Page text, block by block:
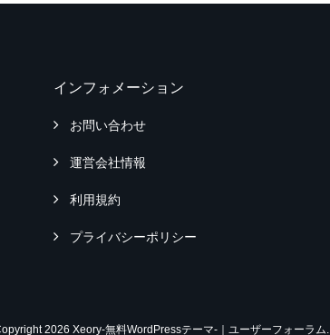
インフォメーション
お問い合わせ
運営会社情報
利用規約
プライバシーポリシー
2026 Xeory-無料WordPressテーマ-｜ユーザーフォーラ